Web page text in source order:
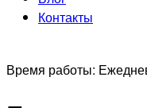
Контакты
Время работы: